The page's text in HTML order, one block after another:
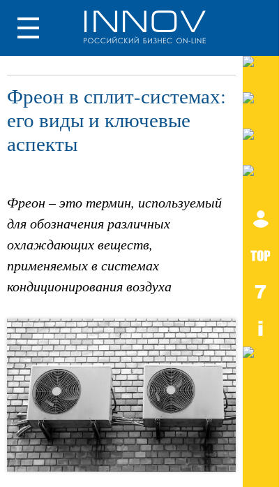
Фреон в сплит-системах:
его виды и ключевые
аспекты
Фреон – это термин, используемый
для обозначения различных
охлаждающих веществ,
применяемых в системах
кондиционирования воздуха